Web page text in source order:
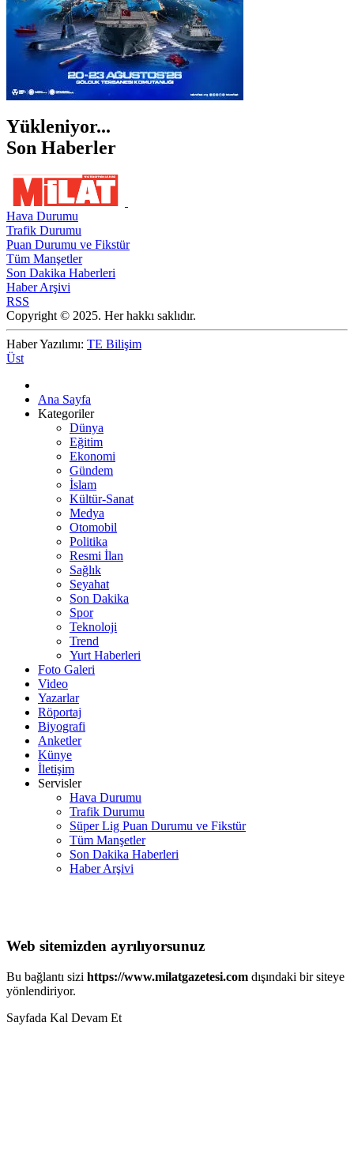
Yükleniyor...
Son Haberler
Hava Durumu
Trafik Durumu
Puan Durumu ve Fikstür
Tüm Manşetler
Son Dakika Haberleri
Haber Arşivi
RSS
Copyright © 2025. Her hakkı saklıdır.
Haber Yazılımı: TE Bilişim
Üst
Ana Sayfa
Kategoriler
Dünya
Eğitim
Ekonomi
Gündem
İslam
Kültür-Sanat
Medya
Otomobil
Politika
Resmi İlan
Sağlık
Seyahat
Son Dakika
Spor
Teknoloji
Trend
Yurt Haberleri
Foto Galeri
Video
Yazarlar
Röportaj
Biyografi
Anketler
Künye
İletişim
Servisler
Hava Durumu
Trafik Durumu
Süper Lig Puan Durumu ve Fikstür
Tüm Manşetler
Son Dakika Haberleri
Haber Arşivi
Web sitemizden ayrılıyorsunuz
Bu bağlantı sizi https://www.milatgazetesi.com dışındaki bir siteye
yönlendiriyor.
Sayfada Kal Devam Et